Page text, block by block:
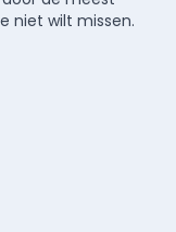
niet wilt missen.